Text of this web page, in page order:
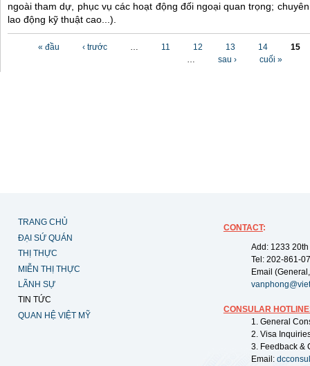
ngoài tham dự, phục vụ các hoạt động đối ngoại quan trọng;
lao động kỹ thuật cao...).
« đầu ‹ trước … 11 12 13 14
15
…
sau › cuối »
TRANG CHỦ
ĐẠI SỨ QUÁN
THỊ THỰC
MIỄN THỊ THỰC
LÃNH SỰ
TIN TỨC
QUAN HỆ VIỆT MỸ
CONTACT:
Add: 1233
Tel: 202-861-
Email
CONSULAR
1. General
2. Visa
3. Feedback &
Email: